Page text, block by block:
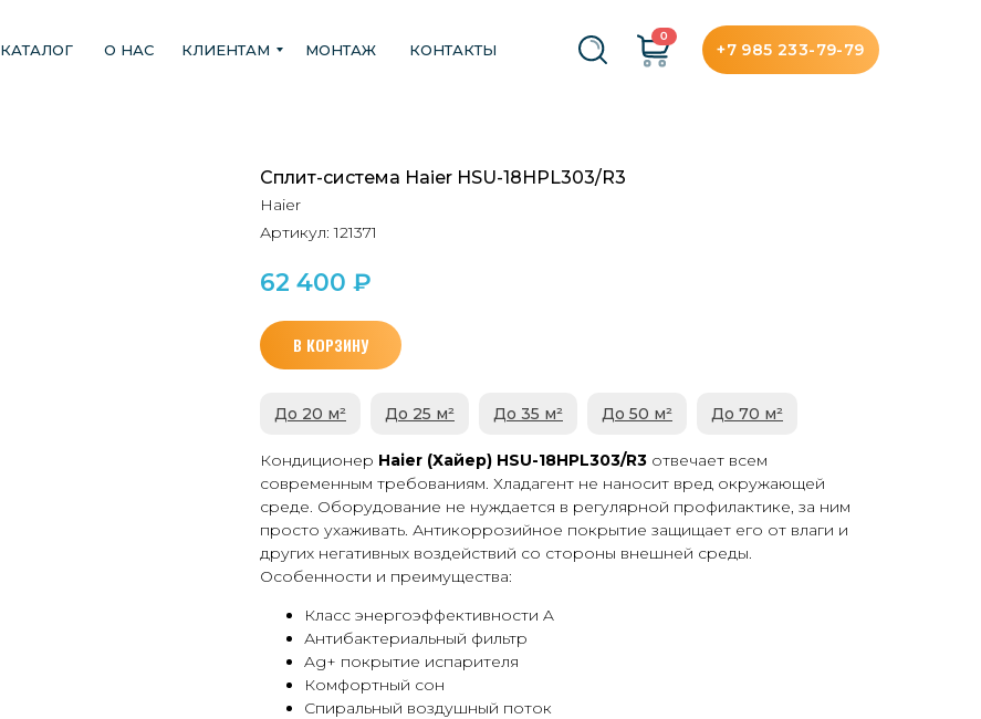
КАТАЛОГ О НАС КЛИЕНТАМ МОНТАЖ КОНТАКТЫ
0
+7 985 233-79-79
Сплит-система Haier HSU-18HPL303/R3
Haier
Артикул:121371
62 400 ₽
В КОРЗИНУ
До 20 м² До 25 м² До 35 м² До 50 м² До 70 м²
Кондиционер Haier (Хайер) HSU-18HPL303/R3 отвечает всем
современным требованиям. Хладагент не наносит вред окружающей
среде. Оборудование не нуждается в регулярной профилактике, за ним
просто ухаживать. Антикоррозийное покрытие защищает его от влаги и
других негативных воздействий со стороны внешней среды.
Особенности и преимущества:
Класс энергоэффективности A
Антибактериальный фильтр
Ag+ покрытие испарителя
Комфортный сон
Спиральный воздушный поток